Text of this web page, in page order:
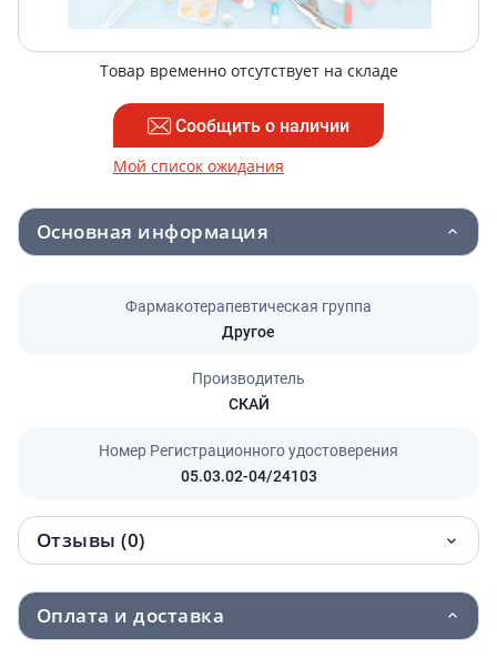
Товар временно отсутствует на складе
Сообщить о наличии
Мой список ожидания
Основная информация
Фармакотерапевтическая группа
Другое
Производитель
СКАЙ
Номер Регистрационного удостоверения
05.03.02-04/24103
Отзывы (0)
Оплата и доставка